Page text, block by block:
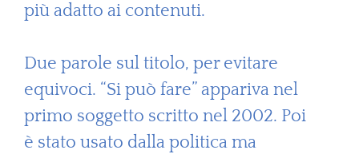
più adatto ai contenuti.
Due parole sul titolo, per evitare
equivoci. “Si può fare” appariva nel
primo soggetto scritto nel 2002. Poi
è stato usato dalla politica ma